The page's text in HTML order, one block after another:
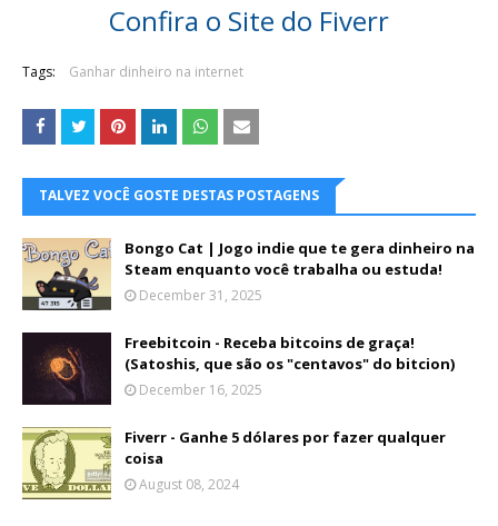
Confira o Site do Fiverr
Tags: Ganhar dinheiro na internet
TALVEZ VOCÊ GOSTE DESTAS POSTAGENS
Bongo Cat | Jogo indie que te gera dinheiro na
Steam enquanto você trabalha ou estuda!
December 31, 2025
Freebitcoin - Receba bitcoins de graça!
(Satoshis, que são os "centavos" do bitcion)
December 16, 2025
Fiverr - Ganhe 5 dólares por fazer qualquer
coisa
August 08, 2024